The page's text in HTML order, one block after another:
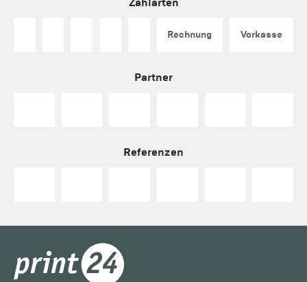
Rechnung Vorkasse
Partner
Referenzen